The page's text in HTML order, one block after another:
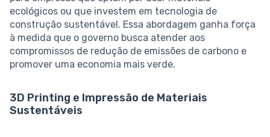
ecológicos ou que investem em tecnologia de
construção sustentável. Essa abordagem ganha força
à medida que o governo busca atender aos
compromissos de redução de emissões de carbono e
promover uma economia mais verde.
3D Printing e Impressão de Materiais
Sustentáveis